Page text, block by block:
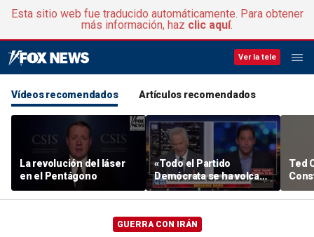
Esta sitio web fue traducido automáticamente. Para obtener
más información, haz clic aquí.
Ver la tele
Vídeos recomendados Artículos recomendados
La revolución del láser
en el Pentágono
«Todo el Partido
Demócrata se ha volcado
en el socialismo», dice
Michael Knowles
Ted
GUERRA CON IRÁN